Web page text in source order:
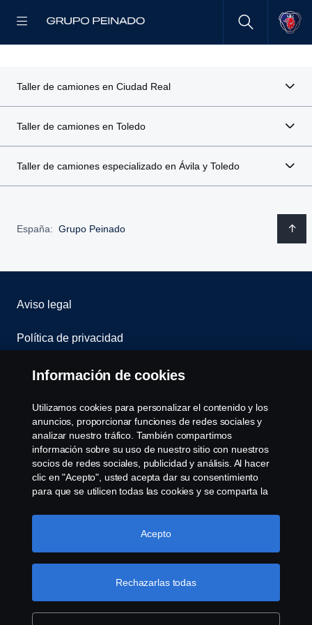
Taller de camiones en Ciudad Real
Taller de camiones en Toledo
Taller de camiones especializado en Ávila y Toledo
España: Grupo Peinado
Aviso legal
Política de privacidad
Scania Assitance
Política de cookies
Opciones de Cookies
© Copyright Scania 2008-2022. Todos los derechos
Información de cookies
Utilizamos cookies para personalizar el contenido y los
anuncios, proporcionar funciones de redes sociales y
analizar nuestro tráfico. También compartimos
información sobre su uso de nuestro sitio con nuestros
socios de redes sociales, publicidad y análisis. Al hacer
clic en "Acepto", usted acepta dar su consentimiento
para que se utilicen todas las cookies y se comparta la
haciendo clic en "Configuración de cookies" y
seleccionando las categorías que desea aceptar. Para
Más información sobre su privacidad
Rechazarlas todas
Acepto